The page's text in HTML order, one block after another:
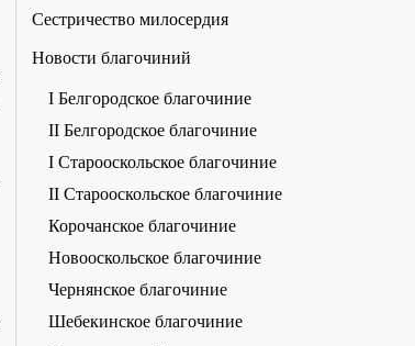
Сестричество милосердия
Новости благочиний
I Белгородское благочиние
II Белгородское благочиние
I Старооскольское благочиние
II Старооскольское благочиние
Корочанское благочиние
Новооскольское благочиние
Чернянское благочиние
Шебекинское благочиние